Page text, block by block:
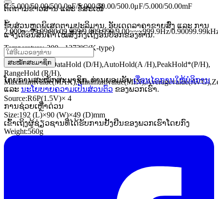
C:5.000/50.00/500.0nF/5.000/50.00/500.0μF/5.000/50.00mF
F:
2,000~~99.99/90.09.999/9.009.999/9.00~~~999.9Hz/
Temperature:-200 ~1372ºC(K-type)
Other Features:DataHold (D/H),AutoHold(A /H),PeakHold*(P/H),
RangeHold (R/H),
Source:R6P(1.5V)× 4
Size:192 (L)×90 (W)×49 (D)mm
Weight:560g
Source:LR44(1.5V)× 2
ຕິດຕາມຂ່າວສານ ແລະ ຂໍ້ສະເໜີ
ຮັບສ່ວນຫຼຸດພິເສດຕາມປະລິມານ, ອັບເດດລາຄາຂາຍສົ່ງ ແລະ ການ
ແຈ້ງເຕືອນສິນຄ້າໃໝ່ສົ່ງກົງເຖິງອິນບັອກຂອງທ່ານ.
ສະໝັກສະມາຊິກ
ໂດຍການສະໝັກສະມາຊິກ, ທ່ານຍອມຮັບເງື່ອນໄຂການໃຫ້ບໍລິການ
ແລະ ນະໂຍບາຍຄວາມເປັນສ່ວນຕົວ ຂອງພວກເຮົາ.
ການຊ່ວຍເຫຼືໍາດ່ວນ
ເຂົ້າເຖິງຜູ້ຊ່ຽວຊານທີ່ໄດ້ຮັບການຢັ້ງຢືນຂອງພວກເຮົາໂດຍກົງ